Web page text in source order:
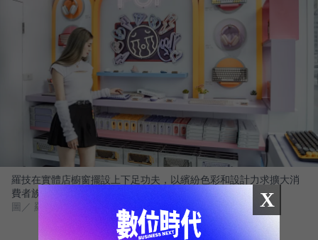
羅技在實體店櫥窗擺設上下足功夫，以繽紛色彩和設計力求擴大消
費者族群。
圖／ 羅技台灣
X